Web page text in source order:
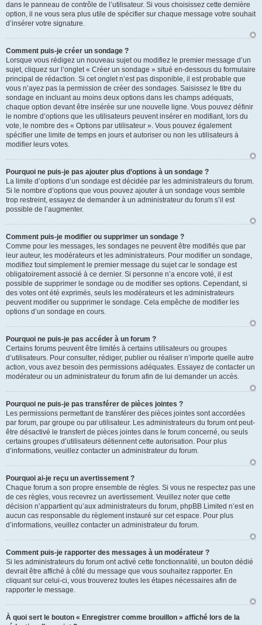
dans le panneau de contrôle de l’utilisateur. Si vous choisissez cette dernière
option, il ne vous sera plus utile de spécifier sur chaque message votre souhait
d’insérer votre signature.
Comment puis-je créer un sondage ?
Lorsque vous rédigez un nouveau sujet ou modifiez le premier message d’un
sujet, cliquez sur l’onglet « Créer un sondage » situé en-dessous du formulaire
principal de rédaction. Si cet onglet n’est pas disponible, il est probable que
vous n’ayez pas la permission de créer des sondages. Saisissez le titre du
sondage en incluant au moins deux options dans les champs adéquats,
chaque option devant être insérée sur une nouvelle ligne. Vous pouvez définir
le nombre d’options que les utilisateurs peuvent insérer en modifiant, lors du
vote, le nombre des « Options par utilisateur ». Vous pouvez également
spécifier une limite de temps en jours et autoriser ou non les utilisateurs à
modifier leurs votes.
Pourquoi ne puis-je pas ajouter plus d’options à un sondage ?
La limite d’options d’un sondage est décidée par les administrateurs du forum.
Si le nombre d’options que vous pouvez ajouter à un sondage vous semble
trop restreint, essayez de demander à un administrateur du forum s’il est
possible de l’augmenter.
Comment puis-je modifier ou supprimer un sondage ?
Comme pour les messages, les sondages ne peuvent être modifiés que par
leur auteur, les modérateurs et les administrateurs. Pour modifier un sondage,
modifiez tout simplement le premier message du sujet car le sondage est
obligatoirement associé à ce dernier. Si personne n’a encore voté, il est
possible de supprimer le sondage ou de modifier ses options. Cependant, si
des votes ont été exprimés, seuls les modérateurs et les administrateurs
peuvent modifier ou supprimer le sondage. Cela empêche de modifier les
options d’un sondage en cours.
Pourquoi ne puis-je pas accéder à un forum ?
Certains forums peuvent être limités à certains utilisateurs ou groupes
d’utilisateurs. Pour consulter, rédiger, publier ou réaliser n’importe quelle autre
action, vous avez besoin des permissions adéquates. Essayez de contacter un
modérateur ou un administrateur du forum afin de lui demander un accès.
Pourquoi ne puis-je pas transférer de pièces jointes ?
Les permissions permettant de transférer des pièces jointes sont accordées
par forum, par groupe ou par utilisateur. Les administrateurs du forum ont peut-
être désactivé le transfert de pièces jointes dans le forum concerné, ou seuls
certains groupes d’utilisateurs détiennent cette autorisation. Pour plus
d’informations, veuillez contacter un administrateur du forum.
Pourquoi ai-je reçu un avertissement ?
Chaque forum a son propre ensemble de règles. Si vous ne respectez pas une
de ces règles, vous recevrez un avertissement. Veuillez noter que cette
décision n’appartient qu’aux administrateurs du forum, phpBB Limited n’est en
aucun cas responsable du règlement instauré sur cet espace. Pour plus
d’informations, veuillez contacter un administrateur du forum.
Comment puis-je rapporter des messages à un modérateur ?
Si les administrateurs du forum ont activé cette fonctionnalité, un bouton dédié
devrait être affiché à côté du message que vous souhaitez rapporter. En
cliquant sur celui-ci, vous trouverez toutes les étapes nécessaires afin de
rapporter le message.
À quoi sert le bouton « Enregistrer comme brouillon » affiché lors de la